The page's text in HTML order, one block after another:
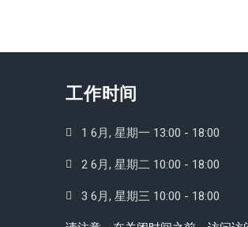
工作时间
1 6月, 星期一 13:00 - 18:00
2 6月, 星期二 10:00 - 18:00
3 6月, 星期三 10:00 - 18:00